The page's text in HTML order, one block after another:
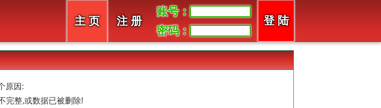
主 页 注 册
账号：
密码：
原因:
完整,或数据已被删除!